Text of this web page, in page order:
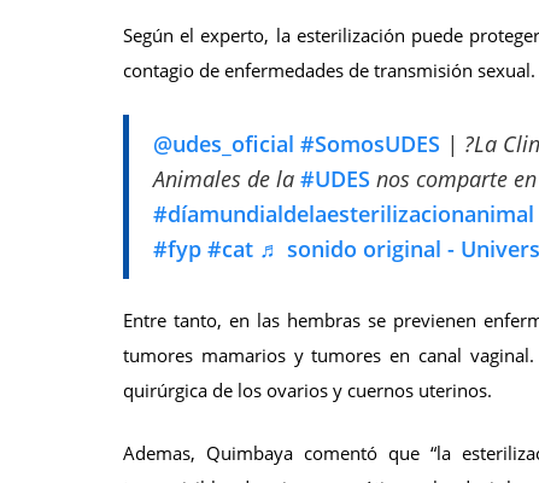
Según el experto, la esterilización puede
contagio de enfermedades de transmisión sexual.
@udes_oficial #SomosUDES | ?La
Animales de la #UDES nos comparte
#díamundialdelaesterilizacionanimal
#fyp #cat ♬ sonido original -
Entre tanto, en las hembras se previenen
tumores mamarios y tumores en canal
quirúrgica de los ovarios y cuernos uterinos.
Ademas, Quimbaya comentó que “la